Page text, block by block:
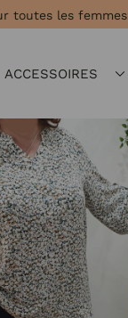
toutes les femmes
ACCESSOIRES